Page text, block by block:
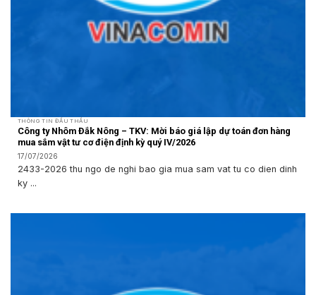
THÔNG TIN ĐẤU THẦU
Công ty Nhôm Đắk Nông – TKV: Mời báo giá lập dự toán đơn hàng
mua sắm vật tư cơ điện định kỳ quý IV/2026
17/07/2026
2433-2026 thu ngo de nghi bao gia mua sam vat tu co dien dinh
ky ...